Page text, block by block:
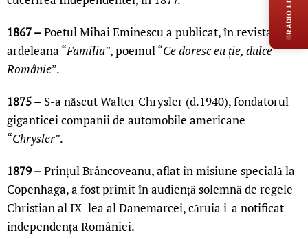
1867 –Poetul Mihai Eminescu a publicat, în revista
ardeleana “Familia”, poemul “Ce doresc eu ție, dulce
Românie”.
1875 – S-a născut Walter Chrysler (d.1940), fondatorul
giganticei companii de automobile americane
“Chrysler”.
1879 –Prințul Brâncoveanu, aflat în misiune specială la
Copenhaga, a fost primit în audiență solemnă de regele
Christian al IX- lea al Danemarcei, căruia i-a notificat
independența României.
RADIO LIVE